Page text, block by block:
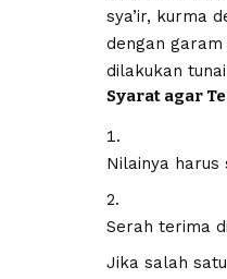
sya’ir, kurma
dengan
dilakukan
Syarat agar
Nilainya harus
Serah terima
Jika salah